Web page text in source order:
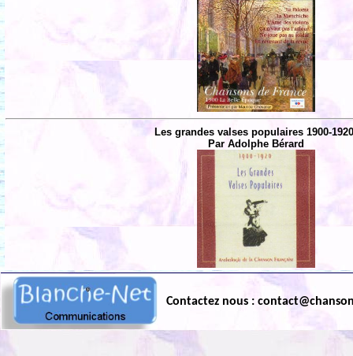
Les grandes valses populaires 1900-
Par Adolphe Bérard
Contactez nous :